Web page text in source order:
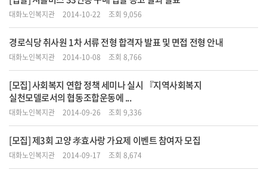
대화노인복지관 2014-10-22 조회 9,056
경로식당 취사원 1차 서류 전형 합격자 발표 및 면접 전형 안내
대화노인복지관 2014-10-08 조회 8,766
[모집] 사회복지 연합 정책 세미나 실시 『지역사회복지
실천모델로서의 협동조합운동에 ...
대화노인복지관 2014-09-26 조회 9,336
[모집] 제3회 고양 孝효사랑 가요제 이벤트 참여자 모집
대화노인복지관 2014-09-17 조회 8,674